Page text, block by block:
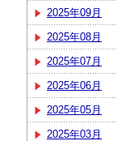
2025年09月
2025年08月
2025年07月
2025年06月
2025年05月
2025年03月